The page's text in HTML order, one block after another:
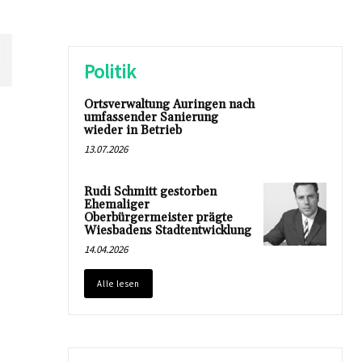
Politik
Ortsverwaltung Auringen nach
umfassender Sanierung
wieder in Betrieb
13.07.2026
Rudi Schmitt gestorben
Ehemaliger
Oberbürgermeister prägte
Wiesbadens Stadtentwicklung
14.04.2026
Alle lesen